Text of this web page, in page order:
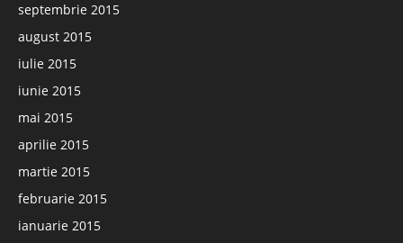
septembrie 2015
august 2015
iulie 2015
iunie 2015
mai 2015
aprilie 2015
martie 2015
februarie 2015
ianuarie 2015